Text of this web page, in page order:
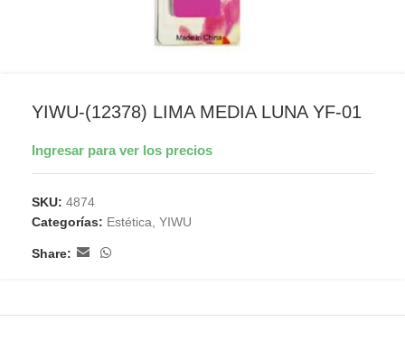
YIWU-(12378) LIMA MEDIA LUNA YF-01
Ingresar para ver los precios
SKU: 4874
Categorías: Estética YIWU
Share: